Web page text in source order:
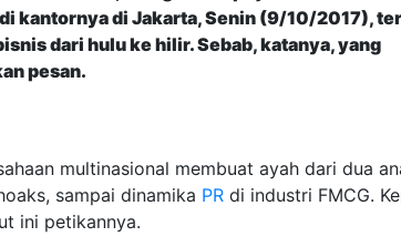
kantornya di Jakarta, Senin (9/10/2017),
dari hulu ke hilir. Sebab, katanya, yang
pesan.
multinasional membuat ayah dari dua
sampai dinamika PR di industri FMCG.
ini petikannya.